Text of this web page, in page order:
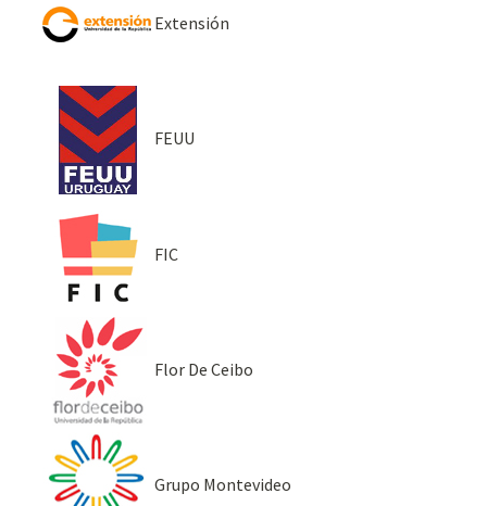
Extensión
FEUU
FIC
Flor De Ceibo
Grupo Montevideo